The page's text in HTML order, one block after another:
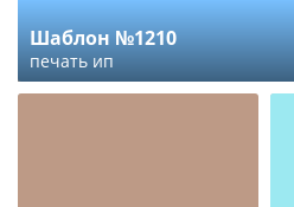
Шаблон №1210
печать ип